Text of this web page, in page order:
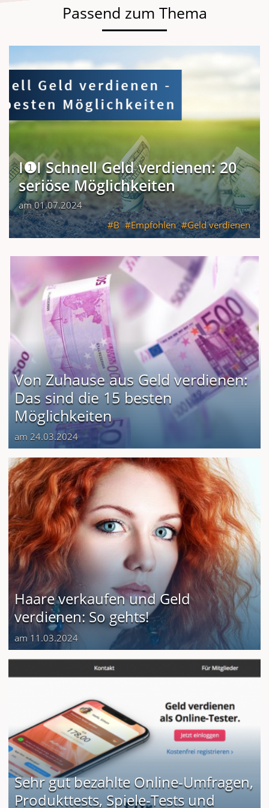
Passend zum Thema
I❶I Schnell Geld verdienen: 20
seriöse Möglichkeiten
am 01.07.2024
B
Empfohlen Geld verdienen
Von Zuhause aus Geld verdienen:
Das sind die 15 besten
Möglichkeiten
am 24.03.2024
Haare verkaufen und Geld
verdienen: So gehts!
am 11.03.2024
Sehr gut bezahlte Online-Umfragen,
Produkttests, Spiele-Tests und